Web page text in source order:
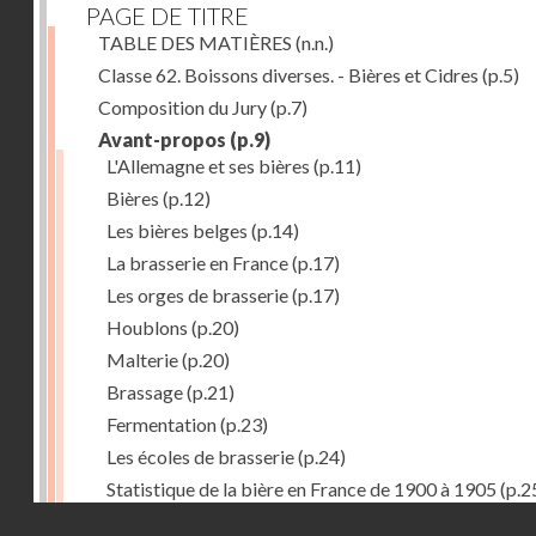
PAGE DE TITRE
TABLE DES MATIÈRES (n.n.)
Classe 62. Boissons diverses. - Bières et Cidres (p.5)
Composition du Jury(p.7)
Avant-propos (p.9)
L'Allemagne et ses bières (p.11)
Bières (p.12)
Les bières belges (p.14)
La brasserie en France(p.17)
Les orges de brasserie(p.17)
Houblons (p.20)
Malterie(p.20)
Brassage(p.21)
Fermentation(p.23)
Les écoles de brasserie(p.24)
Statistique de la bière en France de 1900 à 1905